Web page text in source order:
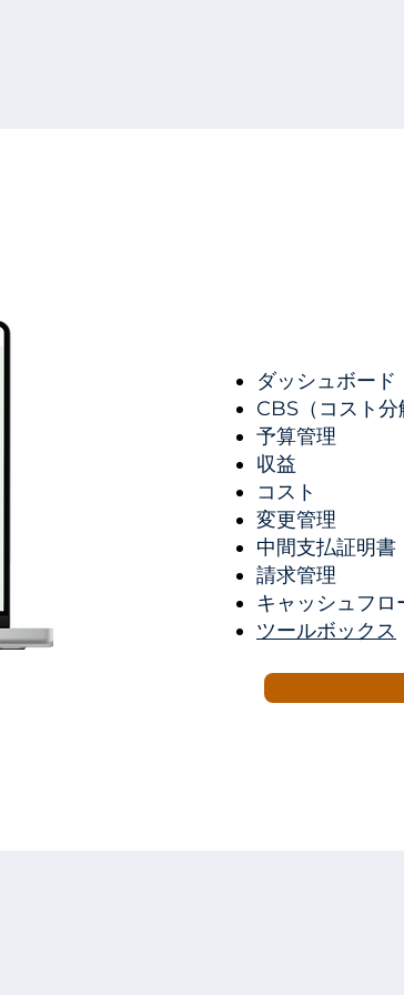
ダッシュボード
CBS（コスト分
予算管理
収益
コスト
変更管理
中間支払証明書
請求管理
キャッシュフロ
ツールボックス